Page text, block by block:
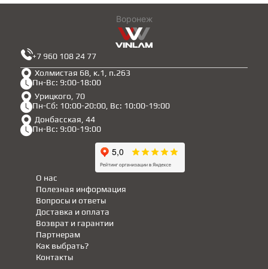
Воронеж
Холмистая 68, к.1, п.263
Пн-Вс: 9:00-18:00
Урицкого, 70
Пн-Сб: 10:00-20:00, Вс: 10:00-19:00
Донбасская, 44
Пн-Вс: 9:00-19:00
+7 960 108 24 77
Полезная информация
Партнерам
Вопросы и ответы
Доставка и оплата
Возврат и гарантии
Как выбрать?
О нас
Контакты